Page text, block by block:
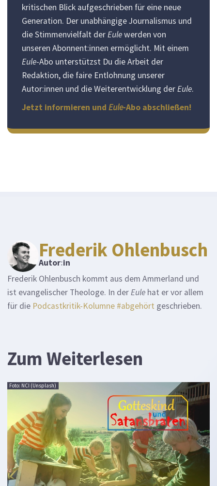
kritischen Blick aufgeschrieben für eine neue
Generation. Der unabhängige Journalismus und
die Stimmenvielfalt derEulewerden von
unseren Abonnent:innen ermöglicht. Mit einem
Eule-Abo unterstützst Du die Arbeit der
Redaktion, die faire Entlohnung unserer
Autor:innen und die Weiterentwicklung derEule.
Jetzt informieren und Eule-Abo abschließen!
Frederik Ohlenbusch
Autor:in
Frederik Ohlenbusch kommt aus dem Ammerland und
ist evangelischer Theologe. In derEule hat er vor allem
für die Podcastkritik-Kolumne #abgehört geschrieben.
Zum Weiterlesen
Foto: NCI (Unsplash)